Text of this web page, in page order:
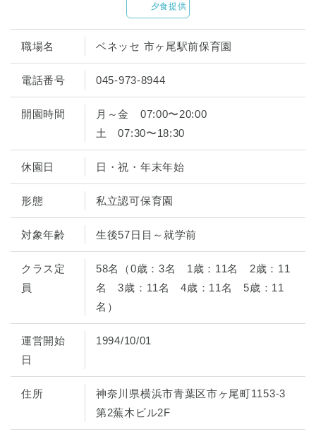
夕食提供
職場名 ベネッセ 市ヶ尾駅前保育園
電話番号 045-973-8944
開園時間
月～金 07:00〜20:00
土 07:30〜18:30
休園日 日・祝・年末年始
形態 私立認可保育園
対象年齢 生後57日目～就学前
クラス定
員
58名（0歳：3名 1歳：11名 2歳：11
名 3歳：11名 4歳：11名 5歳：11
名）
運営開始
日
1994/10/01
住所
神奈川県横浜市青葉区市ヶ尾町1153-3
第2蕪木ビル2F